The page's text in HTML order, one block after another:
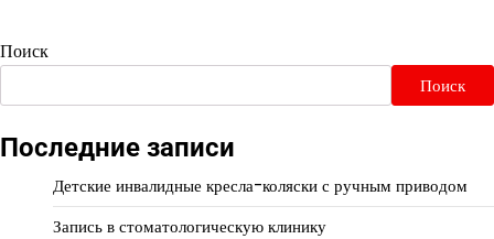
Поиск
Поиск
Последние записи
Детские инвалидные кресла-коляски с ручным приводом
Запись в стоматологическую клинику